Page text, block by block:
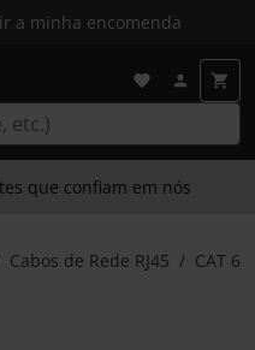
a minha encomenda
que confiam em nós
Cabos de Rede RJ45 CAT 6